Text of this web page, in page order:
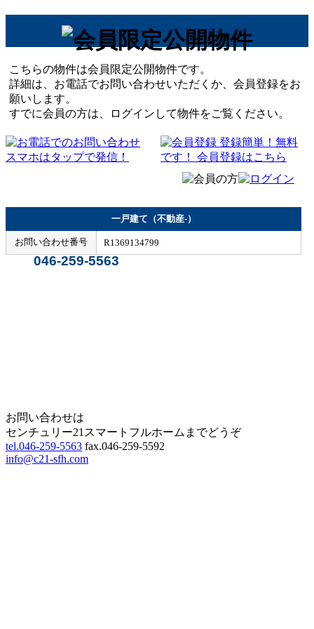
こちらの物件は会員限定公開物件です。
詳細は、お電話でお問い合わせいただくか、会員登録をお
願いします。
すでに会員の方は、ログインして物件をご覧ください。
046-259-5563
一戸建て（不動産-）
お問い合わせ番号 R1369134799
お問い合わせは
センチュリー21スマートフルホームまでどうぞ
tel.046-259-5563 fax.046-259-5592
info@c21-sfh.com